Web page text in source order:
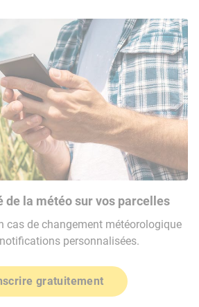
de la météo sur vos parcelles
cas de changement météorologique
personnalisées.
gratuitement